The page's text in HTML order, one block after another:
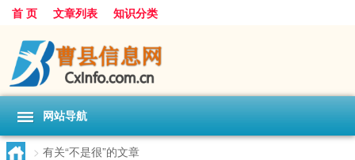
首 页 文章列表 知识分类
网站导航
> 有关“不是很”的文章